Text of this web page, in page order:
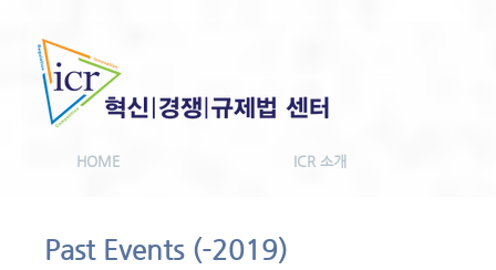
HOME ICR 소개
Past Events (-2019)